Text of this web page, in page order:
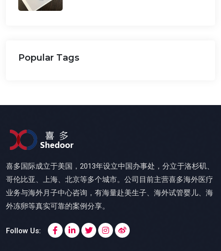
Popular Tags
喜多国际成立于美国，2013年设立中国办事处，分立于洛杉矶、
哥伦比亚、上海、北京等多个城市。公司目前主营喜多海外医疗
业务与海外月子中心咨询，有海量赴美生子、海外试管婴儿、海
外冻卵等真实可靠的案例分享。
Follow Us: